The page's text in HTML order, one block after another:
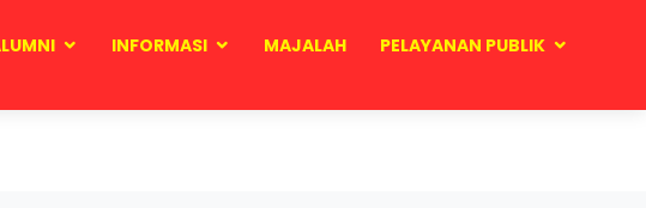
INFORMASI MAJALAH PELAYANAN PUBLIK